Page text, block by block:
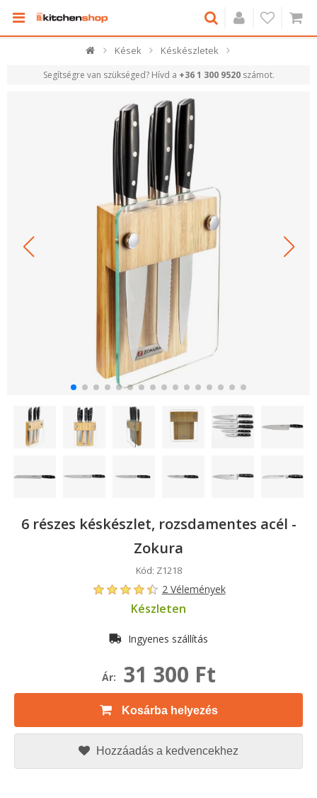
Kések Késkészletek
Segítségre van szükséged? Hívd a +36 1 300 9520számot.
6 részes késkészlet, rozsdamentes acél -
Zokura
Kód: Z1218
2 Vélemények
Készleten
Ingyenes szállítás
Ár: 31 300 Ft
Kosárba helyezés
Hozzáadás a kedvencekhez